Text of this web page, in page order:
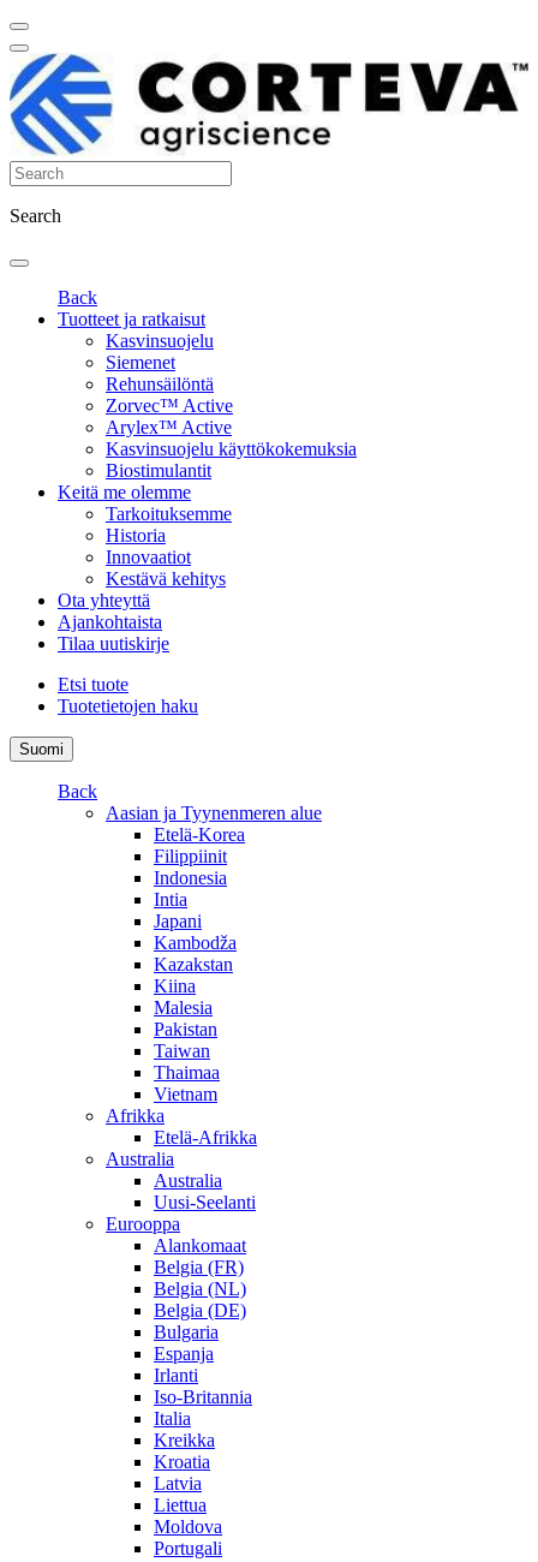
Search
Back
Tuotteet ja ratkaisut
Kasvinsuojelu
Siemenet
Rehunsäilöntä
Zorvec™ Active
Arylex™ Active
Kasvinsuojelu käyttökokemuksia
Biostimulantit
Keitä me olemme
Tarkoituksemme
Historia
Innovaatiot
Kestävä kehitys
Ota yhteyttä
Ajankohtaista
Tilaa uutiskirje
Etsi tuote
Tuotetietojen haku
Suomi
Back
Aasian ja Tyynenmeren alue
Etelä-Korea
Filippiinit
Indonesia
Intia
Japani
Kambodža
Kazakstan
Kiina
Malesia
Pakistan
Taiwan
Thaimaa
Vietnam
Afrikka
Etelä-Afrikka
Australia
Australia
Uusi-Seelanti
Eurooppa
Alankomaat
Belgia (FR)
Belgia (NL)
Belgia (DE)
Bulgaria
Espanja
Irlanti
Iso-Britannia
Italia
Kreikka
Kroatia
Latvia
Liettua
Moldova
Portugali